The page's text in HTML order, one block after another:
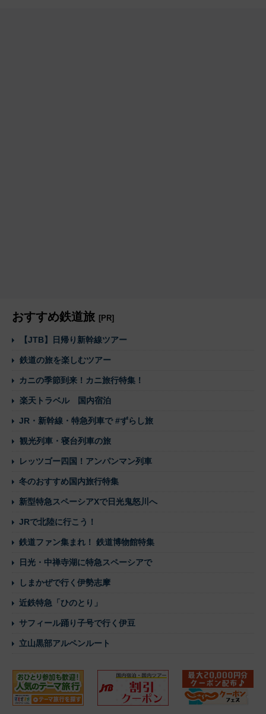
おすすめ鉄道旅 [PR]
【JTB】日帰り新幹線ツアー
鉄道の旅を楽しむツアー
カニの季節到来！カニ旅行特集！
楽天トラベル 国内宿泊
JR・新幹線・特急列車で #ずらし旅
観光列車・寝台列車の旅
レッツゴー四国！アンパンマン列車
冬のおすすめ国内旅行特集
新型特急スペーシアXで日光鬼怒川へ
JRで北陸に行こう！
鉄道ファン集まれ！ 鉄道博物館特集
日光・中禅寺湖に特急スペーシアで
しまかぜで行く伊勢志摩
近鉄特急「ひのとり」
サフィール踊り子号で行く伊豆
立山黒部アルペンルート